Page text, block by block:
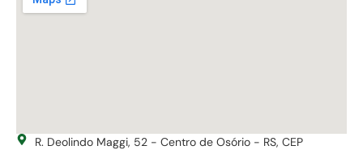
R. Deolindo Maggi, 52 - Centro de Osório - RS, CEP